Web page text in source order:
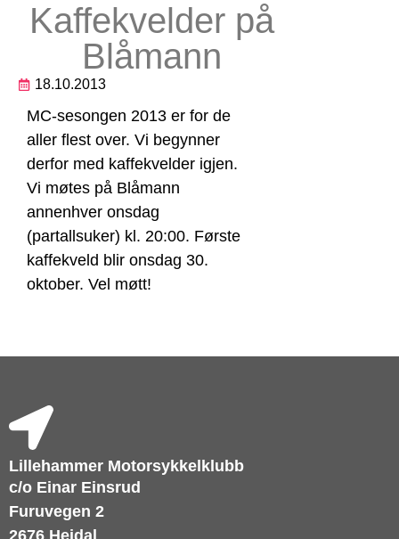
Kaffekvelder på
Blåmann
18.10.2013
MC-sesongen 2013 er for de
aller flest over. Vi begynner
derfor med kaffekvelder igjen.
Vi møtes på Blåmann
annenhver onsdag
(partallsuker) kl. 20:00. Første
kaffekveld blir onsdag 30.
oktober. Vel møtt!
Lillehammer Motorsykkelklubb
c/o Einar Einsrud
Furuvegen 2